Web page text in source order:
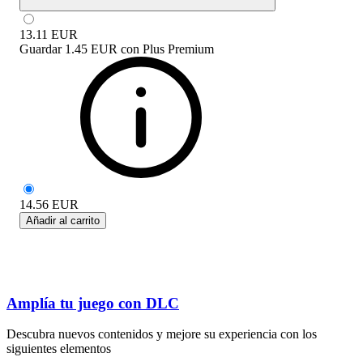
13.11 EUR
Guardar 1.45 EUR con Plus Premium
14.56 EUR
Añadir al carrito
Amplía tu juego con DLC
Descubra nuevos contenidos y mejore su experiencia con los
siguientes elementos